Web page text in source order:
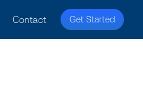
Contact Get Started